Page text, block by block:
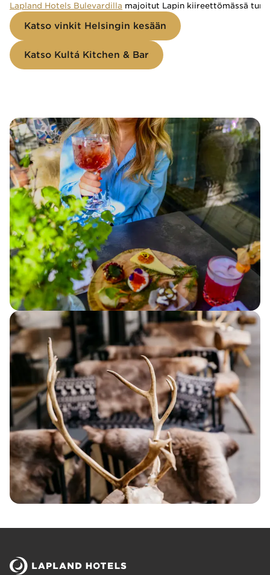
Lapland Hotels Bulevardilla majoitut Lapin kiireettömässä
Katso vinkit Helsingin kesään
Katso Kultá Kitchen & Bar